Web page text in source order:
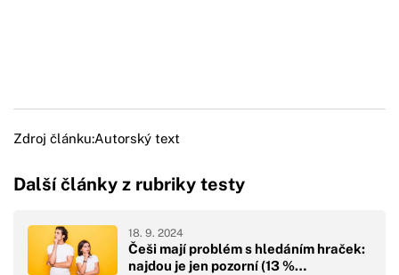
Zdroj článku:Autorský text
Další články z rubriky testy
Češi mají problém s hledáním hraček:
najdou je jen pozorní (13 %…
18. 9. 2024